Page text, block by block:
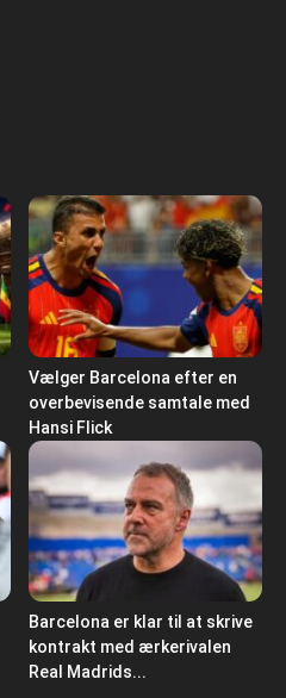
Vælger Barcelona efter en
overbevisende samtale med
Hansi Flick
Barcelona er klar til at skrive
kontrakt med ærkerivalen
Real Madrids...